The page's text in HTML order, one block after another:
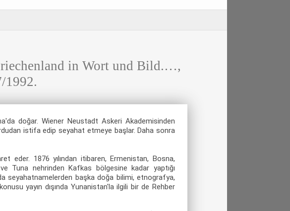
in Wort und Bild.…,
1992.
doğar. Wiener Neustadt Askeri Akademisinden
istifa edip seyahat etmeye başlar. Daha sonra
eder. 1876 yılından itibaren, Ermenistan, Bosna,
Tuna nehrinden Kafkas bölgesine kadar yaptığı
seyahatnamelerden başka doğa bilimi, etnografya,
yayın dışında Yunanistan'la ilgili bir de Rehber